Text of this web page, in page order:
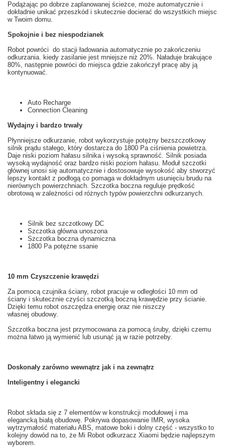
Podążając po dobrze zaplanowanej ścieżce, może automatycznie i
dokładnie unikać przeszkód i skutecznie docierać do wszystkich miejsc
w Twoim domu.
Spokojnie i bez niespodzianek
Robot powróci do stacji ładowaniaautomatycznie po zakończeniu
odkurzania. kiedy zasilanie jest mniejsze niż 20%. Naładuje brakujące
80%, następnie powróci do miejsca gdzie zakończył pracę aby ją
kontynuować.
Auto Recharge
Connection Cleaning
Wydajny i bardzo trwały
Płynniejsze odkurzanie, robot wykorzystuje potężny bezszczotkowy
silnik prądu stałego, który dostarcza do 1800 Pa ciśnienia powietrza.
Daje niski poziom hałasu silnika i wysoką sprawność. Silnik posiada
wysoką wydajność oraz bardzo niski poziom hałasu. Moduł szczotki
głównej unosi się automatycznie i dostosowuje wysokość aby stworzyć
lepszy kontakt z podłogąco pomaga w dokładnym usunięciu brudu na
nierównych powierzchniach. Szczotka boczna reguluje prędkość
obrotową w zależności od różnych typów powierzchni odkurzanych.
Silnik bez szczotkowy DC
Szczotka główna unoszona
Szczotka boczna dynamiczna
1800 Pa potężne ssanie
10 mm Czyszczenie krawędzi
Za pomocą czujnika ściany, robot pracuje w odległości 10 mm od
ściany i skutecznie czyści szczotką boczną krawędzie przy ścianie.
Dzięki temu robot oszczędza energię oraz nie niszczy
własnej obudowy.
Szczotka boczna jest przymocowana za pomocą śruby, dzięki czemu
można łatwo ją wymienić lub usunąć ją w razie potrzeby.
Doskonały zarówno wewnątrz jak i na zewnątrz
Inteligentny i elegancki
Robot składa się z 7 elementów w konstrukcji modułowej i ma
elegancką białą obudowę. Pokrywa dopasowanie IMR, wysoka
wytrzymałość materiału ABS, matowe boki i dolny część - wszystko to
kolejny dowód na to, że Mi Robot odkurzacz Xiaomi będzie najlepszym
wyborem.